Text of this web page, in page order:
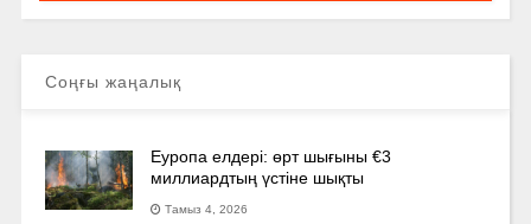
Соңғы жаңалық
Еуропа елдері: өрт шығыны €3
миллиардтың үстіне шықты
Тамыз 4, 2026